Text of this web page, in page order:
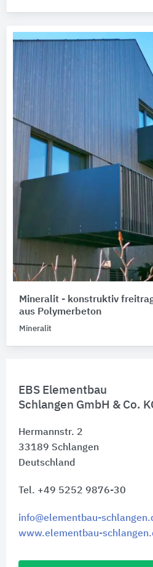
EBS Elementbau
Schlangen GmbH & Co.
Hermannstr. 2
33189 Schlangen
Deutschland
Tel. +49 5252 9876-30
info@elementbau-
www.elementbau-
Mineralit - konstruktiv
aus Polymerbeton
Mineralit